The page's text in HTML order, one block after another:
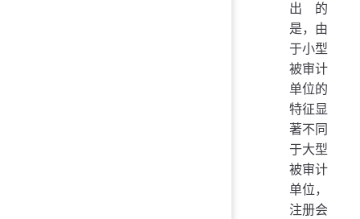
出的
是，由
于小型
被审计
单位的
特征显
著不同
于大型
被审计
单位，
注册会